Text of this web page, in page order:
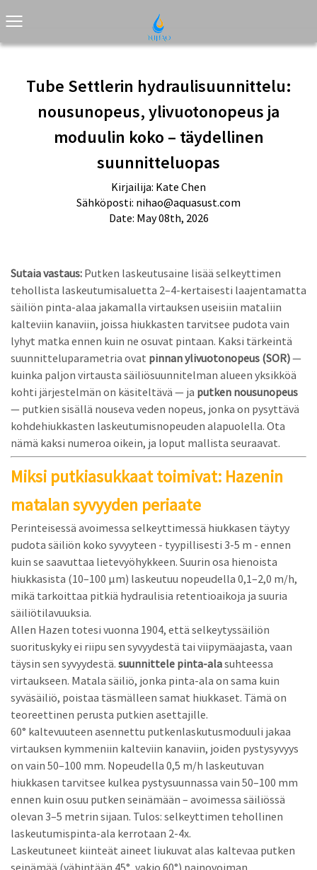
Tube Settlerin hydraulisuunnittelu:
nousunopeus, ylivuotonopeus ja
moduulin koko – täydellinen
suunnitteluopas
Kirjailija: Kate Chen
Sähköposti: nihao@aquasust.com
Date: May 08th, 2026
Sutaia vastaus: Putken laskeutusaine lisää selkeyttimen
tehollista laskeutumisaluetta 2–4-kertaisesti laajentamatta
säiliön pinta-alaa jakamalla virtauksen useisiin mataliin
kalteviin kanaviin, joissa hiukkasten tarvitsee pudota vain
lyhyt matka ennen kuin ne osuvat pintaan. Kaksi tärkeintä
suunnitteluparametria ovat pinnan ylivuotonopeus (SOR)—
kuinka paljon virtausta säiliösuunnitelman alueen yksikköä
kohti järjestelmän on käsiteltävä — ja putken nousunopeus
— putkien sisällä nouseva veden nopeus, jonka on pysyttävä
kohdehiukkasten laskeutumisnopeuden alapuolella. Ota
nämä kaksi numeroa oikein, ja loput mallista seuraavat.
Miksi putkiasukkaat toimivat: Hazenin
matalan syvyyden periaate
Perinteisessä avoimessa selkeyttimessä hiukkasen täytyy
pudota säiliön koko syvyyteen - tyypillisesti 3-5 m - ennen
kuin se saavuttaa lietevyöhykkeen. Suurin osa hienoista
hiukkasista (10–100 µm) laskeutuu nopeudella 0,1–2,0 m/h,
mikä tarkoittaa pitkiä hydraulisia retentioaikoja ja suuria
säiliötilavuuksia.
Allen Hazen totesi vuonna 1904, että selkeytyssäiliön
suorituskyky ei riipu sen syvyydestä tai viipymäajasta, vaan
täysin sen syvyydestä. suunnittele pinta-alasuhteessa
virtaukseen. Matala säiliö, jonka pinta-ala on sama kuin
syväsäiliö, poistaa täsmälleen samat hiukkaset. Tämä on
teoreettinen perusta putkien asettajille.
60° kaltevuuteen asennettu putkenlaskutusmoduuli jakaa
virtauksen kymmeniin kalteviin kanaviin, joiden pystysyvyys
on vain 50–100 mm. Nopeudella 0,5 m/h laskeutuvan
hiukkasen tarvitsee kulkea pystysuunnassa vain 50–100 mm
ennen kuin osuu putken seinämään – avoimessa säiliössä
olevan 3–5 metrin sijaan. Tulos: selkeyttimen tehollinen
laskeutumispinta-ala kerrotaan 2-4x.
Laskeutuneet kiinteät aineet liukuvat alas kaltevaa putken
seinämää (vähintään 45°, vakio 60°) painovoiman